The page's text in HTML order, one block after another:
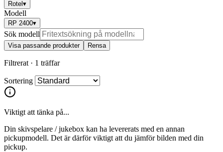
Rotel ▾
Modell
RP 2400▾
Sök modell
Visa passande produkter Rensa
Filtrerat · 1 träffar
Sortering
Viktigt att tänka på...
Din skivspelare / jukebox kan ha levererats med en annan
pickupmodell. Det är därför viktigt att du jämför bilden med din
pickup.